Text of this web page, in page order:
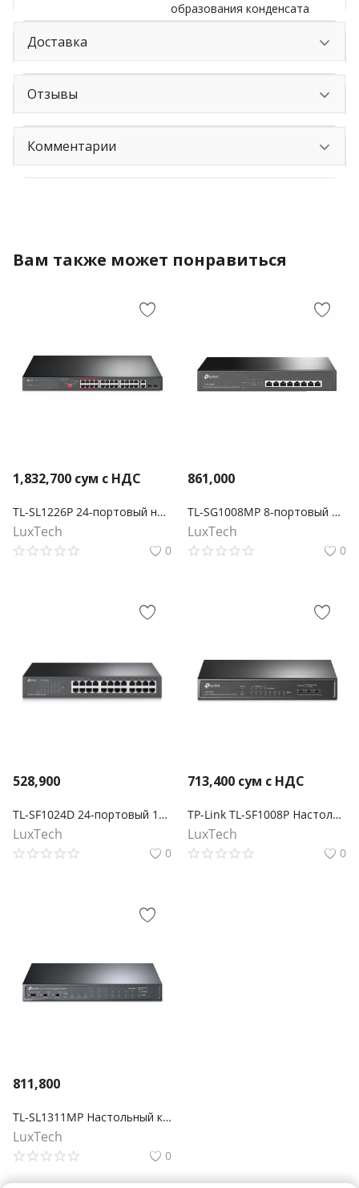
образования конденсата
Доставка
Отзывы
Комментарии
Вам также может понравиться
1,832,700 сум с НДС
TL-SL1226P 24-портовый неуправляемый 10/100 Мбит/с PoE+ коммутатор с 2 гигабитными портами
LuxTech
0
861,000
TL-SG1008MP 8-портовый настольный/монтируемый в стойку гигабитный коммутатор с 8 портами PoE+
LuxTech
0
528,900
TL-SF1024D 24-портовый 10/100 Мбит/с настольный/монтируемый в стойку коммутатор
LuxTech
0
713,400 сум с НДС
TP-Link TL-SF1008P Настольный коммутатор с 8 портами 10/100 Мбит/с (4 порта PoE+)
LuxTech
0
811,800
TL-SL1311MP Настольный коммутатор на 8 PoE+ портов 10/100 Мбит/с и 3 гигабитных порта
LuxTech
0